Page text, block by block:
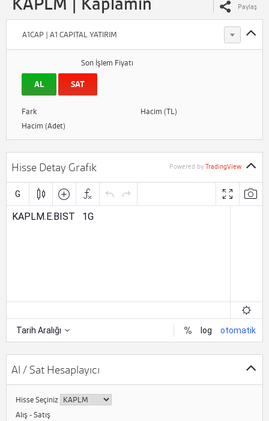
Paylaş
A1CAP | A1 CAPITAL YATIRIM
Son İşlem Fiyatı
AL SAT
Fark
Hacim (TL)
Hacim (Adet)
Hisse Detay Grafik Powered by TradingView
Al / Sat Hesaplayıcı
Hisse Seçiniz
Alış - Satış